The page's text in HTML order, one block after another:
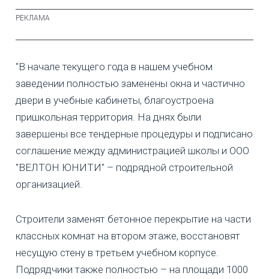
"В начале текущего года в нашем учебном
заведении полностью заменены окна и частично
двери в учебные кабинеты, благоустроена
пришкольная территория. На днях были
завершены все тендерные процедуры и подписано
соглашение между администрацией школы и ООО
"ВЕЛТОН ЮНИТИ" – подрядной строительной
организацией.
Строители заменят бетонное перекрытие на части
классных комнат на втором этаже, восстановят
несущую стену в третьем учебном корпусе.
Подрядчики также полностью – на площади 1000